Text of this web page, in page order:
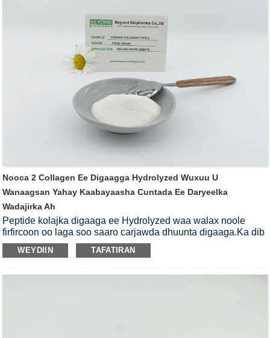
isticmaalno macquul.Hadda, waxaa jira daraasado badan oo
la isku halleyn karo oo tilmaamaya in digaagga kolajka II uu
door muhiim ah ka ciyaaro hagaajinta iyo dib u dhiska
Nooca 2 Collagen Ee Digaagga Hydrolyzed Wuxuu U
Wanaagsan Yahay Kaabayaasha Cuntada Ee Daryeelka
Wadajirka Ah
Peptide kolajka digaaga ee Hydrolyzed waa walax noole
firfircoon oo laga soo saaro carjawda dhuunta digaaga.Ka dib
daaweynta hydrolysis, miisaanka kelli waa ka yar yahay oo ay
fududahay in la nuugo oo laga faa'iidaysto jidhka
leeyahay hydrophilic xoog leh iyo viscosity, waxaa ku jira
WEYDIIN TAFATIRAN